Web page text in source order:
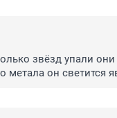
звёзд упали
метала он светится